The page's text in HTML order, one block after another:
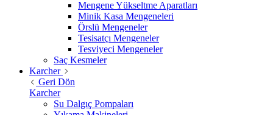
Mengene Yükseltme Aparatları
Minik Kasa Mengeneleri
Örslü Mengeneler
Tesisatçı Mengeneler
Tesviyeci Mengeneler
Saç Kesmeler
Karcher
Geri Dön
Karcher
Su Dalgıç Pompaları